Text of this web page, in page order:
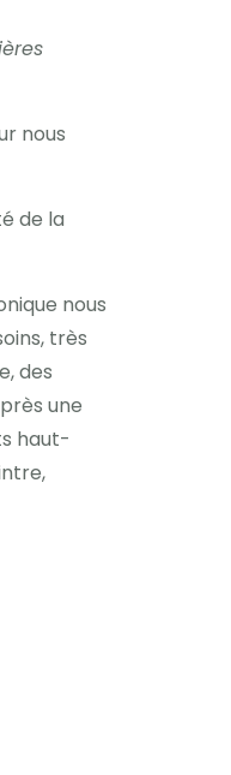
nous
de la
nous
très
des
une
haut-